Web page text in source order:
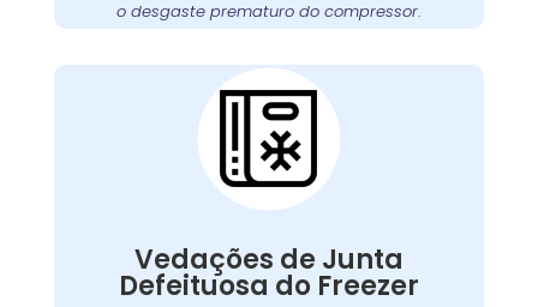
o desgaste prematuro do compressor.
garantir que seu
freezer
funcione sempre em
Vedações de Junta
Defeituosa do Freezer
Cuidados Essenciais
com as Vedações do
Freezer no Pinheirinho
Vedações de junta com defeito são uma
questão comum que pode permitir a entrada
trabalhar mais para manter a temperatura
interna.
É fundamental verificar as vedações